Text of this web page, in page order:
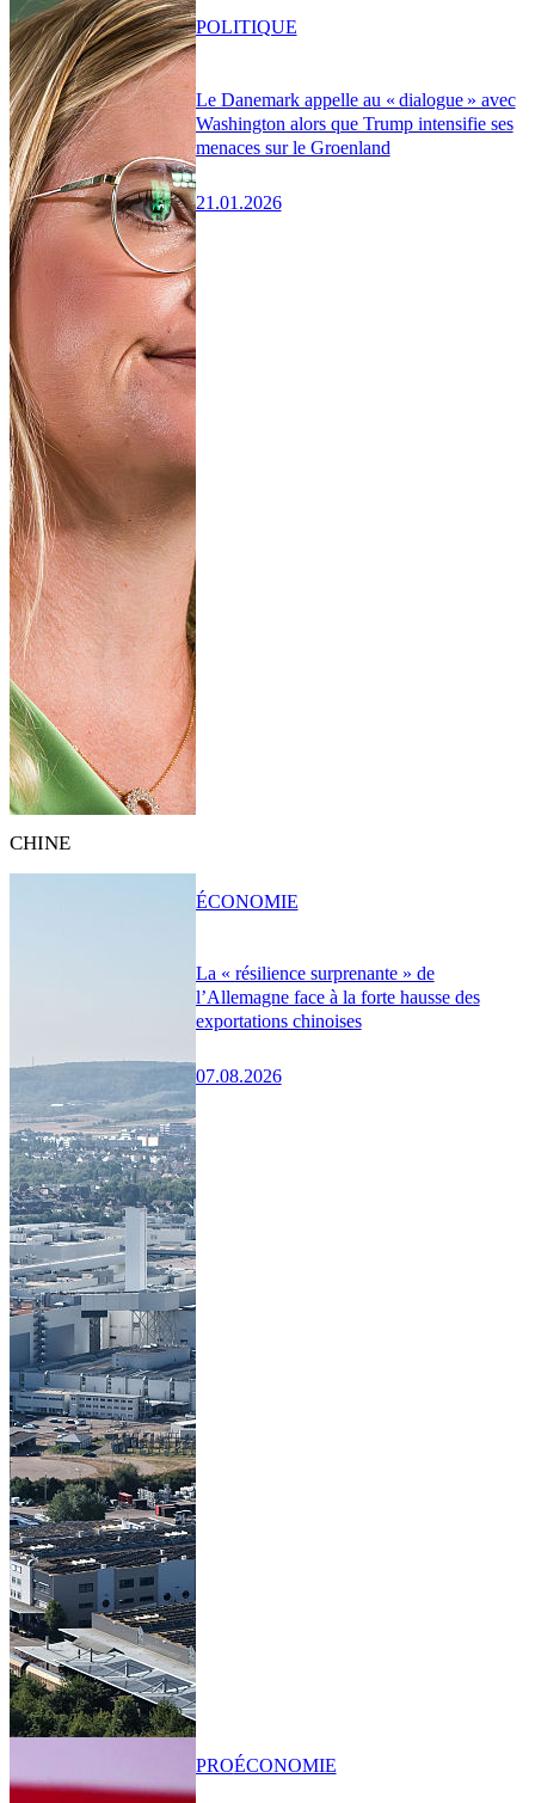
Le Danemark appelle au « dialogue » avec
Washington alors que Trump intensifie ses
menaces sur le Groenland
21.01.2026
POLITIQUE
CHINE
La « résilience surprenante » de
l’Allemagne face à la forte hausse des
exportations chinoises
07.08.2026
ÉCONOMIE
PROÉCONOMIE